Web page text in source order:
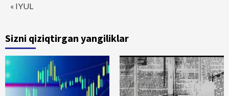
« IYUL
Sizni qiziqtirgan yangiliklar